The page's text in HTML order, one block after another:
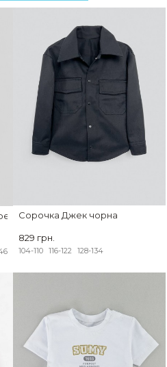
Ukraine біла Незламний
Сорочка Джек чорна
829 грн.
104-110 116-122 128-134